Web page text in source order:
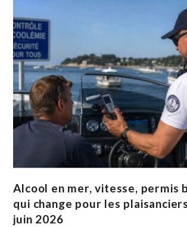
Alcool en mer, vitesse, permis
qui change pour les
juin 2026